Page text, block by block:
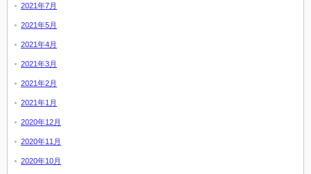
2021年7月
2021年5月
2021年4月
2021年3月
2021年2月
2021年1月
2020年12月
2020年11月
2020年10月